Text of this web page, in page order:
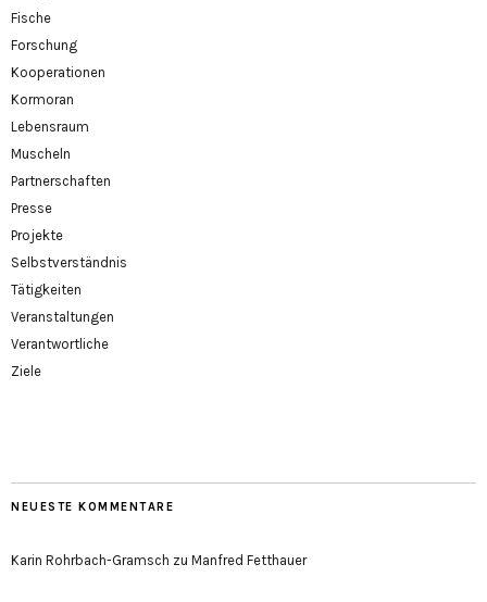
Fische
Forschung
Kooperationen
Kormoran
Lebensraum
Muscheln
Partnerschaften
Presse
Projekte
Selbstverständnis
Tätigkeiten
Veranstaltungen
Verantwortliche
Ziele
NEUESTE KOMMENTARE
Karin Rohrbach-Gramsch zu Manfred Fetthauer